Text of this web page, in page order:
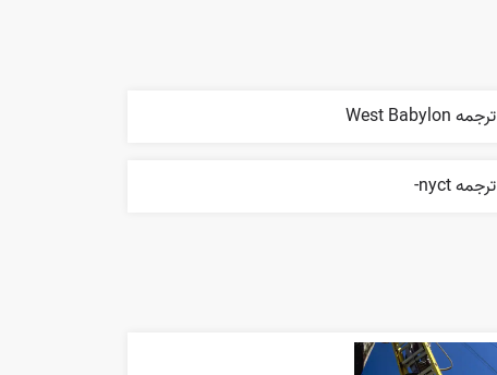
ترجمه West Babylon
ترجمه nyct-